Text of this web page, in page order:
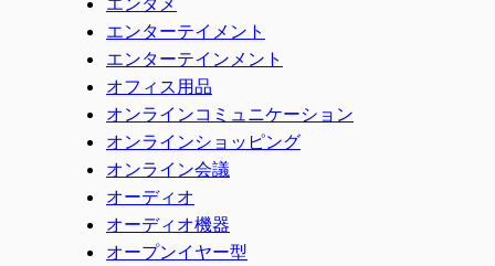
エンターテイメント
エンターテインメント
オフィス用品
オンラインコミュニケーション
オンラインショッピング
オンライン会議
オーディオ
オーディオ機器
オープンイヤー型